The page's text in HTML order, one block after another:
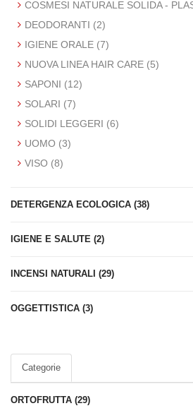
COSMESI NATURALE SOLIDA -
DEODORANTI (2)
IGIENE ORALE (7)
NUOVA LINEA HAIR CARE (5)
SAPONI (12)
SOLARI (7)
SOLIDI LEGGERI (6)
UOMO (3)
VISO (8)
DETERGENZA ECOLOGICA (38)
IGIENE E SALUTE (2)
INCENSI NATURALI (29)
OGGETTISTICA (3)
Categorie
ORTOFRUTTA (29)
altri beni
al
di
fuori dei
che il
50,00.
di 3,90 euro
gruppo
la settimana
cliente
5 ordini